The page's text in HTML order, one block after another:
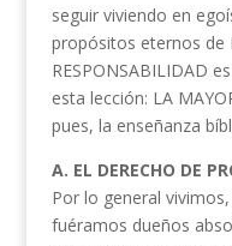
seguir viviendo en
propósitos eternos de
RESPONSABILIDAD
esta lección: LA
pues, la enseñanza
A. EL DERECHO DE
Por lo general
fuéramos dueños